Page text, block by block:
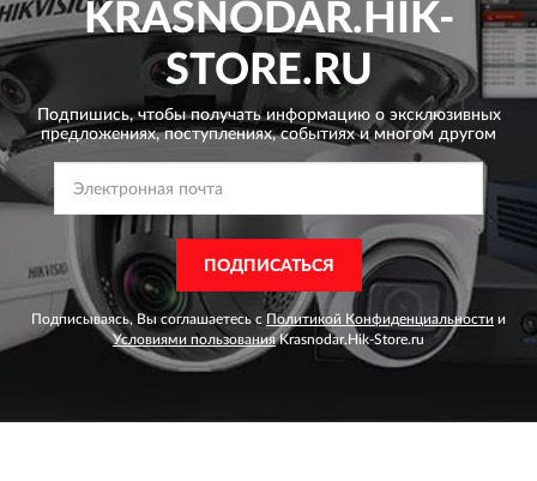
KRASNODAR.HIK-
STORE.RU
Подпишись, чтобы получать информацию о эксклюзивных
предложениях,поступлениях, событиях и многом другом
ПОДПИСАТЬСЯ
Подписываясь, Вы соглашаетесь с Политикой Конфиденциальности и
Условиями пользованияKrasnodar.Hik-Store.ru